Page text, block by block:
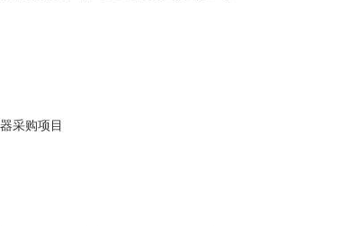
采购项目